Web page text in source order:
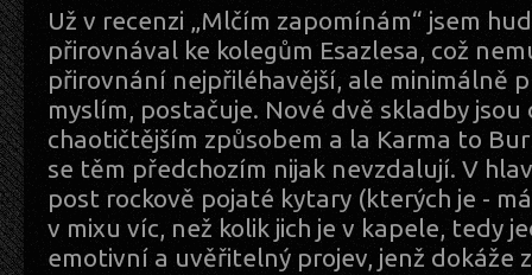
Už v recenzi „Mlčím zapomínám“ jsem
přirovnával ke kolegům Esazlesa, což
přirovnání nejpřiléhavější, ale minimálně
myslím, postačuje. Nové dvě skladby
chaotičtějším způsobem a la Karma to
se těm předchozím nijak nevzdalují. V
post rockově pojaté kytary (kterých je -
v mixu víc, než kolik jich je v kapele, tedy
emotivní a uvěřitelný projev, jenž dokáže